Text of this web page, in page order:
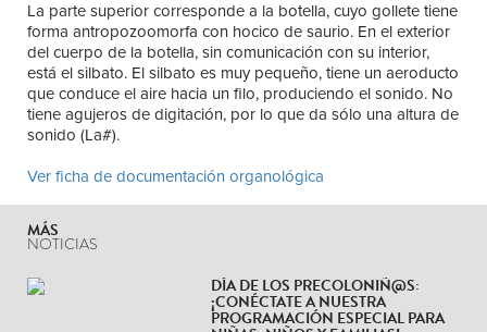
La parte superior corresponde a la botella, cuyo gollete tiene
forma antropozoomorfa con hocico de saurio. En el exterior
del cuerpo de la botella, sin comunicación con su interior,
está el silbato. El silbato es muy pequeño, tiene un aeroducto
que conduce el aire hacia un filo, produciendo el sonido. No
tiene agujeros de digitación, por lo que da sólo una altura de
sonido (La#).
Ver ficha de documentación organológica
MÁS
NOTICIAS
DÍA DE LOS PRECOLONIÑ@S:
¡CONÉCTATE A NUESTRA
PROGRAMACIÓN ESPECIAL PARA